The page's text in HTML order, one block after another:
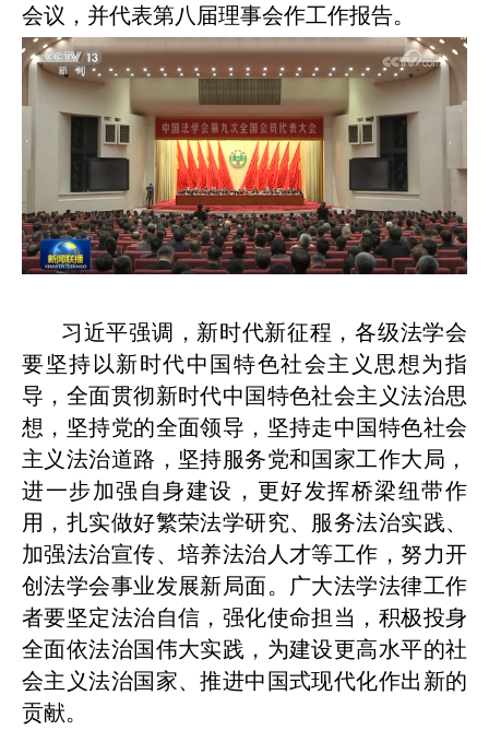
会议，并代表第八届理事会作工作报告。
习近平强调，新时代新征程，各级法学会
要坚持以新时代中国特色社会主义思想为指
导，全面贯彻新时代中国特色社会主义法治思
想，坚持党的全面领导，坚持走中国特色社会
主义法治道路，坚持服务党和国家工作大局，
进一步加强自身建设，更好发挥桥梁纽带作
用，扎实做好繁荣法学研究、服务法治实践、
加强法治宣传、培养法治人才等工作，努力开
创法学会事业发展新局面。广大法学法律工作
者要坚定法治自信，强化使命担当，积极投身
全面依法治国伟大实践，为建设更高水平的社
会主义法治国家、推进中国式现代化作出新的
贡献。